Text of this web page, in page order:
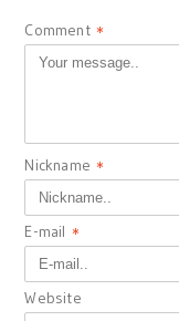
Comment *
Nickname *
E-mail *
Website